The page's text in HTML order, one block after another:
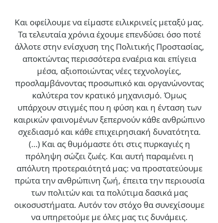
Και οφείλουμε να είμαστε ειλικρινείς μεταξύ μας.
Τα τελευταία χρόνια έχουμε επενδύσει όσο ποτέ
άλλοτε στην ενίσχυση της Πολιτικής Προστασίας,
αποκτώντας περισσότερα εναέρια και επίγεια
μέσα, αξιοποιώντας νέες τεχνολογίες,
προσλαμβάνοντας προσωπικό και οργανώνοντας
καλύτερα τον κρατικό μηχανισμό. Όμως
υπάρχουν στιγμές που η φύση και η ένταση των
καιρικών φαινομένων ξεπερνούν κάθε ανθρώπινο
σχεδιασμό και κάθε επιχειρησιακή δυνατότητα.
(…) Και ας θυμόμαστε ότι στις πυρκαγιές η
πρόληψη σώζει ζωές. Και αυτή παραμένει η
απόλυτη προτεραιότητά μας: να προστατεύουμε
πρώτα την ανθρώπινη ζωή, έπειτα την περιουσία
των πολιτών και τα πολύτιμα δασικά μας
οικοσυστήματα. Αυτόν τον στόχο θα συνεχίσουμε
να υπηρετούμε με όλες μας τις δυνάμεις.